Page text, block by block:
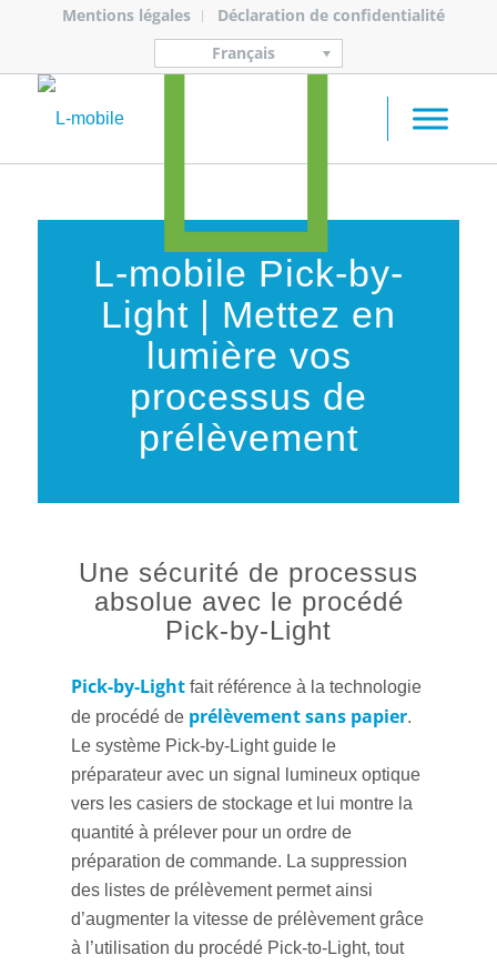
Mentions légales
Déclaration de confidentialité
Français
L-mobile Pick-by-
Light | Mettez en
lumière vos
processus de
prélèvement
Une sécurité de processus
absolue avec le procédé
Pick-by-Light
Pick-by-Light fait référence à la technologie
de procédé de prélèvement sans papier.
Le système Pick-by-Light guide le
préparateur avec un signal lumineux optique
vers les casiers de stockage et lui montre la
quantité à prélever pour un ordre de
préparation de commande. La suppression
des listes de prélèvement permet ainsi
d’augmenter la vitesse de prélèvement grâce
à l’utilisation du procédé Pick-to-Light, tout